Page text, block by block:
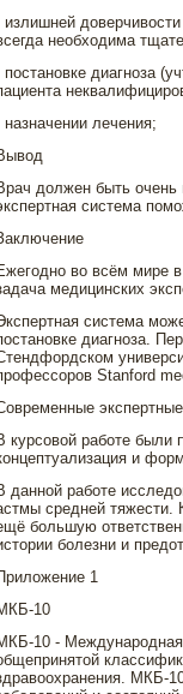
излишней
необходима
постановке диагноза
назначении лечения;
должен быть очень
система
во всём мире
медицинских
система
диагноза.
Stanford
курсовой работе были
и
данной работе
средней тяжести.
большую
болезни и
1
10
10 - Международная
МКБ-